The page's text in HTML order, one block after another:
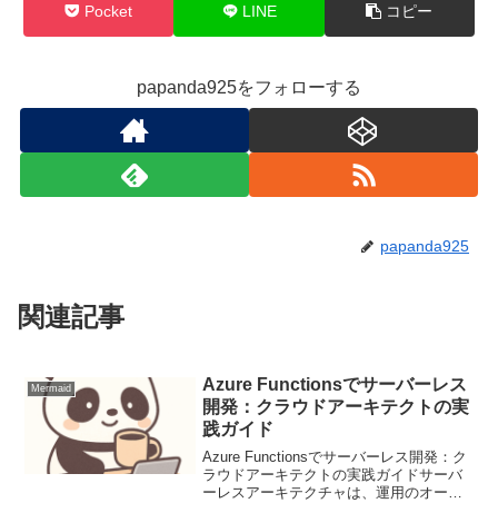
Pocket LINE コピー
papanda925をフォローする
papanda925
関連記事
Mermaid
Azure Functionsでサーバーレス
開発：クラウドアーキテクトの実
践ガイド
Azure Functionsでサーバーレス開発：ク
ラウドアーキテクトの実践ガイドサーバ
ーレスアーキテクチャは、運用のオーバ